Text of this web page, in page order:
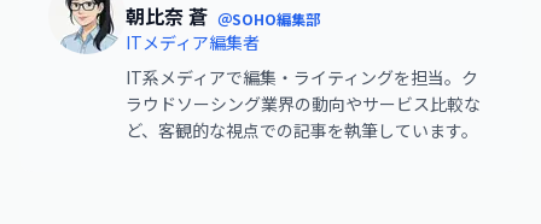
朝比奈 蒼 ＠SOHO編集部
ITメディア編集者
IT系メディアで編集・ライティングを担当。ク
ラウドソーシング業界の動向やサービス比較な
ど、客観的な視点での記事を執筆しています。